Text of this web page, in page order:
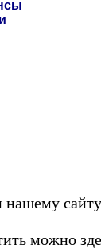
нашему сайту
можно